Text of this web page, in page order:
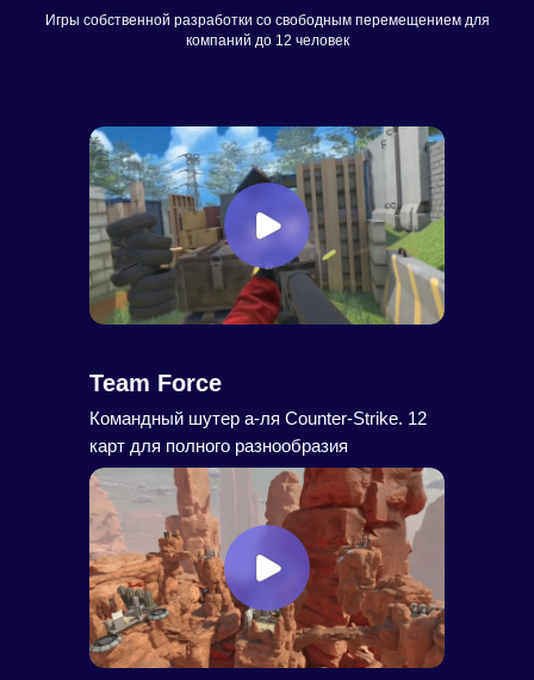
Игры собственной разработки cо свободным перемещением для
компаний до 12 человек
Team Force
Командный шутер а-ля Counter-Strike. 12
карт для полного разнообразия